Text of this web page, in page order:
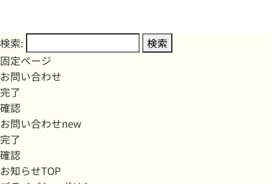
検索:
固定ページ
お問い合わせ
完了
確認
お問い合わせnew
完了
確認
お知らせTOP